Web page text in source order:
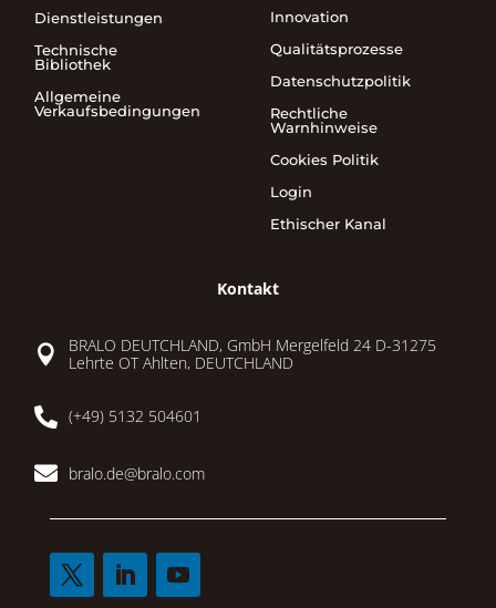
Dienstleistungen
Technische
Bibliothek
Allgemeine
Verkaufsbedingungen
Innovation
Qualitätsprozesse
Datenschutzpolitik
Rechtliche
Warnhinweise
Cookies Politik
Login
Ethischer Kanal
Kontakt

BRALO DEUTCHLAND, GmbH Mergelfeld 24 D-31275
Lehrte OT Ahlten, DEUTCHLAND
 (+49) 5132 504601
 bralo.de@bralo.com